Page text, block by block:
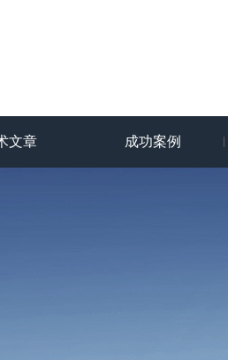
文章 成功案例